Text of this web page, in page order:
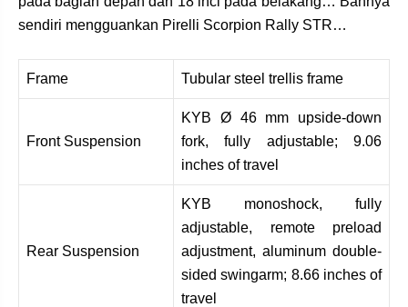
sendiri mengguankan Pirelli Scorpion Rally STR…
Frame Tubular steel trellis frame
Front Suspension
KYB Ø 46 mm upside-down
fork, fully adjustable; 9.06
inches of travel
Rear Suspension
KYB monoshock, fully
adjustable, remote preload
adjustment, aluminum double-
sided swingarm; 8.66 inches of
travel